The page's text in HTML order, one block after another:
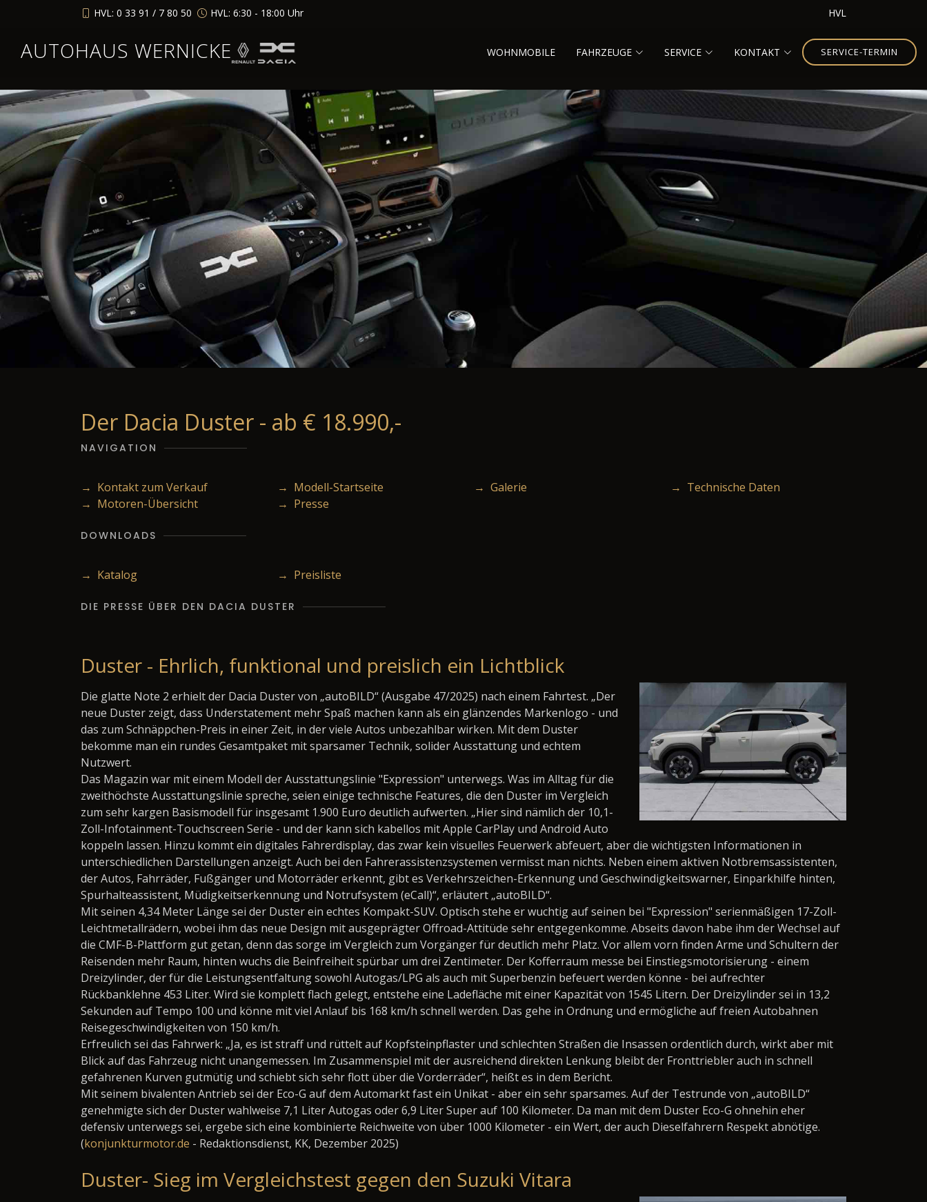
HVL: 0 33 91 / 7 80 50 HVL: 6:30 - 18:00 Uhr HVL
AUTOHAUS WERNICKE WOHNMOBILE FAHRZEUGE SERVICE KONTAKT SERVICE-TERMIN
Der Dacia Duster - ab € 18.990,-
NAVIGATION
→ Kontakt zum Verkauf → Modell-Startseite → Galerie
→ Technische Daten
→ Motoren-Übersicht
→ Presse
DOWNLOADS
→ Katalog → Preisliste
DIE PRESSE ÜBER DEN DACIA DUSTER
Duster - Ehrlich, funktional und preislich ein Lichtblick
Die glatte Note 2 erhielt der Dacia Duster von „autoBILD“ (Ausgabe 47/2025) nach einem Fahrtest. „Der
neue Duster zeigt, dass Understatement mehr Spaß machen kann als ein glänzendes Markenlogo - und
das zum Schnäppchen-Preis in einer Zeit, in der viele Autos unbezahlbar wirken. Mit dem Duster
bekomme man ein rundes Gesamtpaket mit sparsamer Technik, solider Ausstattung und echtem
Nutzwert.
Das Magazin war mit einem Modell der Ausstattungslinie "Expression" unterwegs. Was im Alltag für die
zweithöchste Ausstattungslinie spreche, seien einige technische Features, die den Duster im Vergleich
zum sehr kargen Basismodell für insgesamt 1.900 Euro deutlich aufwerten. „Hier sind nämlich der 10,1-
Zoll-Infotainment-Touchscreen Serie - und der kann sich kabellos mit Apple CarPlay und Android Auto
koppeln lassen. Hinzu kommt ein digitales Fahrerdisplay, das zwar kein visuelles Feuerwerk abfeuert, aber die wichtigsten Informationen in
unterschiedlichen Darstellungen anzeigt. Auch bei den Fahrerassistenzsystemen vermisst man nichts. Neben einem aktiven Notbremsassistenten,
der Autos, Fahrräder, Fußgänger und Motorräder erkennt, gibt es Verkehrszeichen-Erkennung und Geschwindigkeitswarner, Einparkhilfe hinten,
Spurhalteassistent, Müdigkeitserkennung und Notrufsystem (eCall)“, erläutert „autoBILD“.
Mit seinen 4,34 Meter Länge sei der Duster ein echtes Kompakt-SUV. Optisch stehe er wuchtig auf seinen bei "Expression" serienmäßigen 17-Zoll-
Leichtmetallrädern, wobei ihm das neue Design mit ausgeprägter Offroad-Attitüde sehr entgegenkomme. Abseits davon habe ihm der Wechsel auf
die CMF-B-Plattform gut getan, denn das sorge im Vergleich zum Vorgänger für deutlich mehr Platz. Vor allem vorn finden Arme und Schultern der
Reisenden mehr Raum, hinten wuchs die Beinfreiheit spürbar um drei Zentimeter. Der Kofferraum messe bei Einstiegsmotorisierung - einem
Dreizylinder, der für die Leistungsentfaltung sowohl Autogas/LPG als auch mit Superbenzin befeuert werden könne - bei aufrechter
Rückbanklehne 453 Liter. Wird sie komplett flach gelegt, entstehe eine Ladefläche mit einer Kapazität von 1545 Litern. Der Dreizylinder sei in 13,2
Sekunden auf Tempo 100 und könne mit viel Anlauf bis 168 km/h schnell werden. Das gehe in Ordnung und ermögliche auf freien Autobahnen
Reisegeschwindigkeiten von 150 km/h.
Erfreulich sei das Fahrwerk: „Ja, es ist straff und rüttelt auf Kopfsteinpflaster und schlechten Straßen die Insassen ordentlich durch, wirkt aber mit
Blick auf das Fahrzeug nicht unangemessen. Im Zusammenspiel mit der ausreichend direkten Lenkung bleibt der Fronttriebler auch in schnell
gefahrenen Kurven gutmütig und schiebt sich sehr flott über die Vorderräder“, heißt es in dem Bericht.
Mit seinem bivalenten Antrieb sei der Eco-G auf dem Automarkt fast ein Unikat - aber ein sehr sparsames. Auf der Testrunde von „autoBILD“
genehmigte sich der Duster wahlweise 7,1 Liter Autogas oder 6,9 Liter Super auf 100 Kilometer. Da man mit dem Duster Eco-G ohnehin eher
defensiv unterwegs sei, ergebe sich eine kombinierte Reichweite von über 1000 Kilometer - ein Wert, der auch Dieselfahrern Respekt abnötige.
(konjunkturmotor.de - Redaktionsdienst, KK, Dezember 2025)
Duster- Sieg im Vergleichstest gegen den Suzuki Vitara